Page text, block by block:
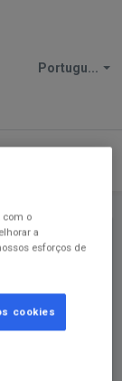
Portugu...
S2 Comercial e
com o
a
esforços de
cookies